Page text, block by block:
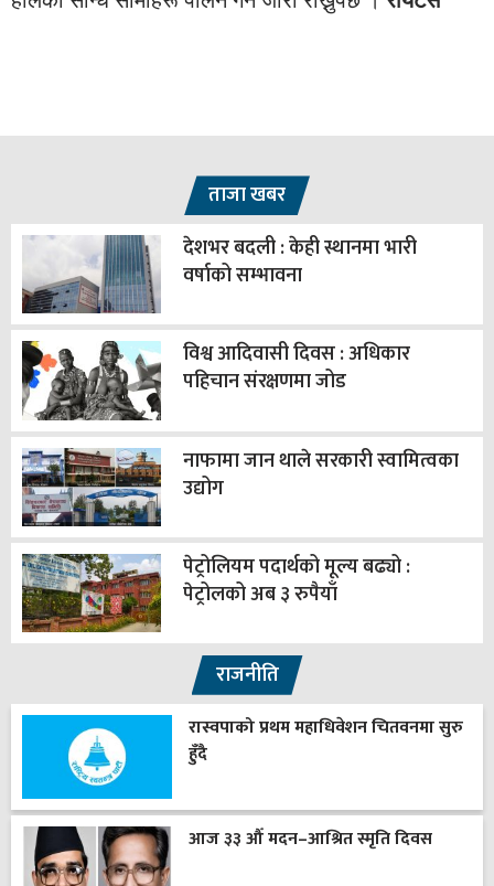
ताजा खबर
देशभर बदली : केही स्थानमा भारी
वर्षाको सम्भावना
विश्व आदिवासी दिवस : अधिकार
पहिचान संरक्षणमा जोड
नाफामा जान थाले सरकारी स्वामित्वका
उद्योग
पेट्रोलियम पदार्थको मूल्य बढ्यो :
पेट्रोलको अब ३ रुपैयाँ
राजनीति
रास्वपाको प्रथम महाधिवेशन चितवनमा सुरु
हुँदै
आज ३३ औँ मदन–आश्रित स्मृति दिवस